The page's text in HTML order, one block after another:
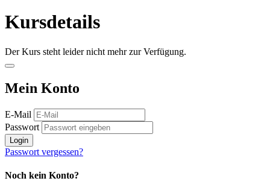
Kursdetails
Der Kurs steht leider nicht mehr zur Verfügung.
Mein Konto
E-Mail
Passwort
Login
Passwort vergessen?
Noch kein Konto?